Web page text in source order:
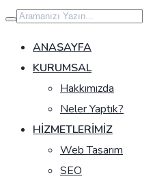
İçeriğe
geç
ANASAYFA
KURUMSAL
Hakkımızda
Neler Yaptık?
HIZMETLERIMIZ
Web Tasarım
SEO